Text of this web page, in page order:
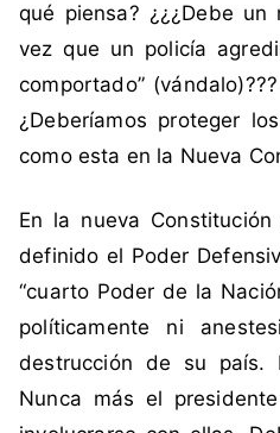
qué piensa? ¿¿¿Debe
vez que un policía
comportado”
¿Deberíamos proteger
como esta en la Nueva
En la nueva
definido el Poder
“cuarto Poder de la
políticamente ni
destrucción de su país.
Nunca más el